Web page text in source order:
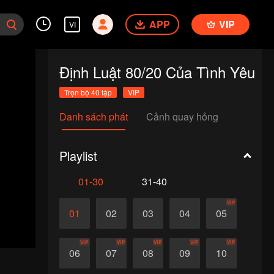
VI APP VIP
Định Luật 80/20 Của Tình Yêu
Trọn bộ 40 tập VIP
Danh sách phát Cảnh quay hỏng
Playlist
01-30 31-40
01 02 03 04 05
VIP
06
VIP
07
VIP
08
VIP
09
VIP
10
VIP